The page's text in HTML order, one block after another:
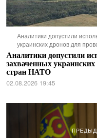
Аналитики допустили
украинских дронов для
Аналитики допустили
захваченных
стран НАТО
02.08.2026 19:45